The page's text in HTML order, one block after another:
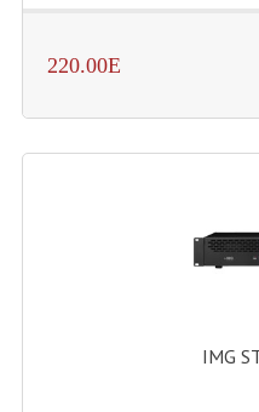
220.00E
IMG